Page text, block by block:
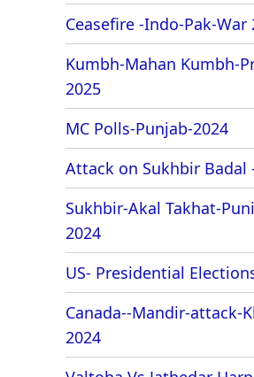
Ceasefire -Indo-Pak-War
Kumbh-Mahan Kumbh-
2025
MC Polls-Punjab-2024
Attack on Sukhbir Badal
Sukhbir-Akal Takhat-
2024
US- Presidential
Canada--Mandir-attack-
2024